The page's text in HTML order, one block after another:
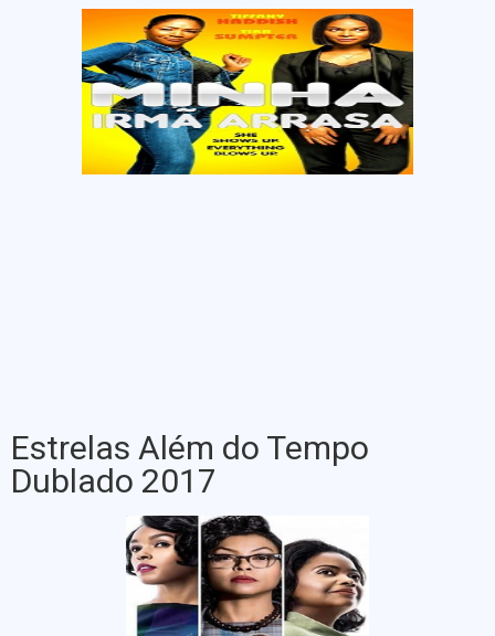
Estrelas Além do Tempo
Dublado 2017